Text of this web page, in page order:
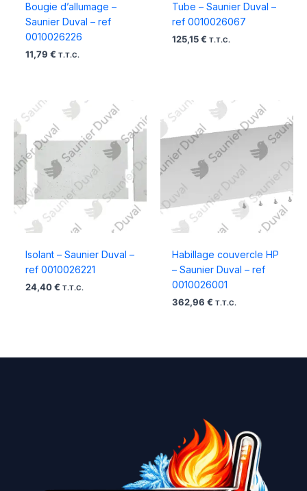
Bougie d’allumage –
Saunier Duval – ref
0010026226
11,79 € T.T.C.
Tube – Saunier Duval –
ref 0010026067
125,15 € T.T.C.
Isolant – Saunier Duval –
ref 0010026221
24,40 € T.T.C.
Habillage couvercle HP
– Saunier Duval – ref
0010026001
362,96 € T.T.C.